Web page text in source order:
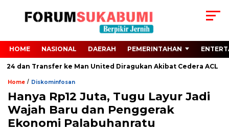
HOME NASIONAL DAERAH PEMERINTAHAN
Transfer ke Man United Diragukan Akibat Cedera ACL
Home / Diskominfosan
Hanya Rp12 Juta, Tugu Layur Jadi
Wajah Baru dan Penggerak
Ekonomi Palabuhanratu